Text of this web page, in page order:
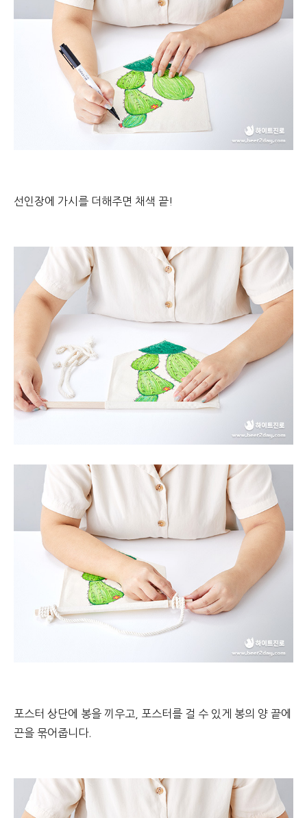
선인장에 가시를 더해주면 채색 끝!
포스터 상단에 봉을 끼우고, 포스터를 걸 수 있게 봉의 양 끝에
끈을 묶어줍니다.